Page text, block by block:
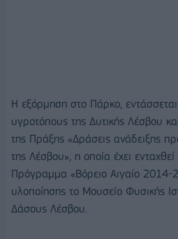
Η εξόρμηση στο Πάρκο, εντάσσεται
υγροτόπους της Δυτικής Λέσβου
της Πράξης «Δράσεις ανάδειξης
της Λέσβου», η οποία έχει ενταχθεί
Πρόγραμμα «Βόρειο Αιγαίο
υλοποίησης το Μουσείο Φυσικής
Δάσους Λέσβου.